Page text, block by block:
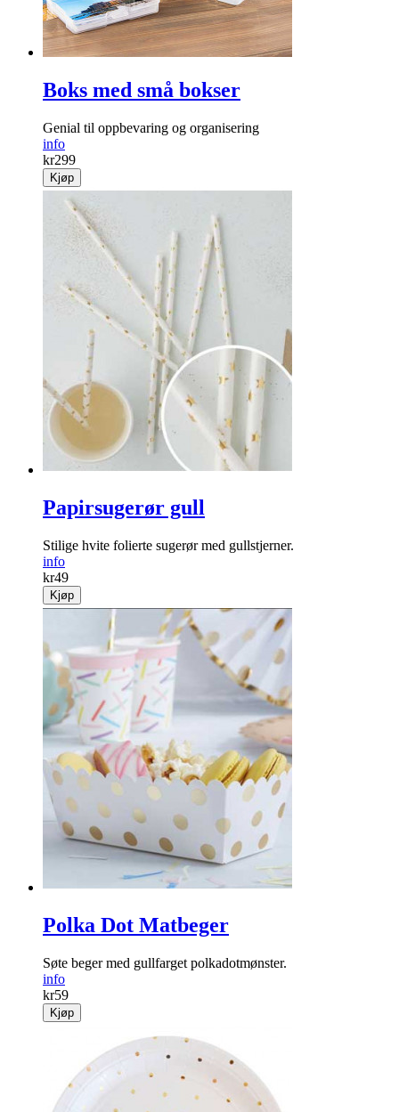
Boks med små bokser
Genial til oppbevaring og organisering
info
kr299
Kjøp
Papirsugerør gull
Stilige hvite folierte sugerør med gullstjerner.
info
kr49
Kjøp
Polka Dot Matbeger
Søte beger med gullfarget polkadotmønster.
info
kr59
Kjøp